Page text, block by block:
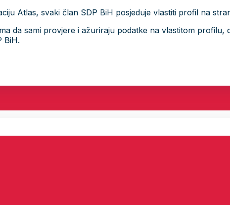
Atlas, svaki član SDP BiH posjeduje vlastiti profil na
da sami provjere i ažuriraju podatke na vlastitom
BiH.